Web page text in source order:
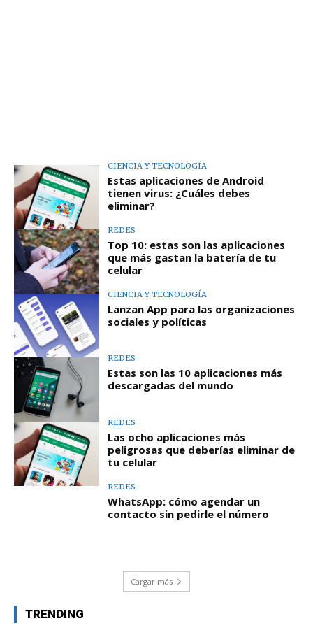
CIENCIA Y TECNOLOGÍA
Estas aplicaciones de Android
tienen virus: ¿Cuáles debes
eliminar?
REDES
Top 10: estas son las aplicaciones
que más gastan la batería de tu
celular
CIENCIA Y TECNOLOGÍA
Lanzan App para las organizaciones
sociales y políticas
REDES
Estas son las 10 aplicaciones más
descargadas del mundo
REDES
Las ocho aplicaciones más
peligrosas que deberías eliminar de
tu celular
REDES
WhatsApp: cómo agendar un
contacto sin pedirle el número
Cargar más
TRENDING